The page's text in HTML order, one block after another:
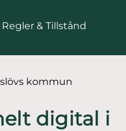
Regler & Tillstånd
kommun
digital i